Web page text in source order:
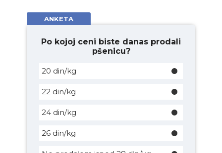
ANKETA
Po kojoj ceni biste danas prodali
pšenicu?
20 din/kg
22 din/kg
24 din/kg
26 din/kg